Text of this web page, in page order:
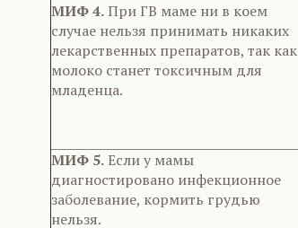
МИФ 4.При ГВ маме ни в коем
случае нельзя принимать никаких
лекарственных препаратов, так как
молоко станет токсичным для
младенца.
МИФ 5. Если у мамы
диагностировано инфекционное
заболевание, кормить грудью
нельзя.